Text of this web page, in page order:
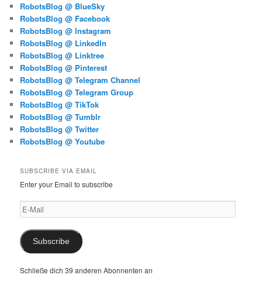
RobotsBlog @ BlueSky
RobotsBlog @ Facebook
RobotsBlog @ Instagram
RobotsBlog @ LinkedIn
RobotsBlog @ Linktree
RobotsBlog @ Pinterest
RobotsBlog @ Telegram Channel
RobotsBlog @ Telegram Group
RobotsBlog @ TikTok
RobotsBlog @ Tumblr
RobotsBlog @ Twitter
RobotsBlog @ Youtube
SUBSCRIBE VIA EMAIL
Enter your Email to subscribe
E-
Mail
Subscribe
Schließe dich 39 anderen Abonnenten an